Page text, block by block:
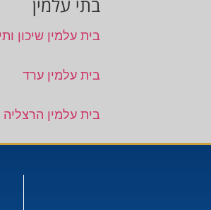
בתי עלמין
בית עלמין שיכון
בית עלמין ערד
בית עלמין הרצליה